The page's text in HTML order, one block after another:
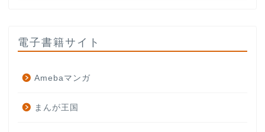
電子書籍サイト
Amebaマンガ
まんが王国